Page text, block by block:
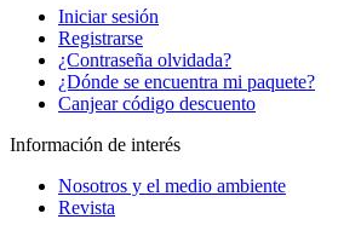
Iniciar sesión
Registrarse
¿Contraseña olvidada?
¿Dónde se encuentra mi paquete?
Canjear código descuento
Información de interés
Nosotros y el medio ambiente
Revista